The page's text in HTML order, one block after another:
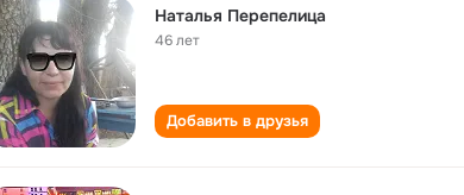
Наталья Перепелица
46 лет
Добавить в друзья